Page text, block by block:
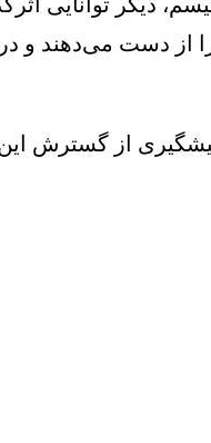
از دست می‌دهند و
از گسترش این